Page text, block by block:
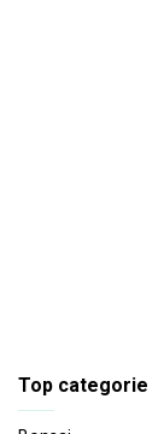
Top categorie